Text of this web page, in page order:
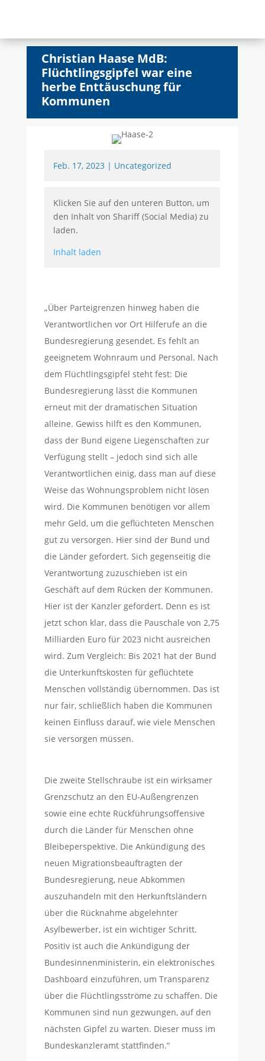
Christian Haase MdB:
Flüchtlingsgipfel war eine
herbe Enttäuschung für
Kommunen
Feb. 17, 2023| Uncategorized
Klicken Sie auf den unteren Button, um
den Inhalt von Shariff (Social Media) zu
laden.
Inhalt laden
„Über Parteigrenzen hinweg haben die
Verantwortlichen vor Ort Hilferufe an die
Bundesregierung gesendet. Es fehlt an
geeignetem Wohnraum und Personal. Nach
dem Flüchtlingsgipfel steht fest: Die
Bundesregierung lässt die Kommunen
erneut mit der dramatischen Situation
alleine. Gewiss hilft es den Kommunen,
dass der Bund eigene Liegenschaften zur
Verfügung stellt – jedoch sind sich alle
Verantwortlichen einig, dass man auf diese
Weise das Wohnungsproblem nicht lösen
wird. Die Kommunen benötigen vor allem
mehr Geld, um die geflüchteten Menschen
gut zu versorgen. Hier sind der Bund und
die Länder gefordert. Sich gegenseitig die
Verantwortung zuzuschieben ist ein
Geschäft auf dem Rücken der Kommunen.
Hier ist der Kanzler gefordert. Denn es ist
jetzt schon klar, dass die Pauschale von 2,75
Milliarden Euro für 2023 nicht ausreichen
wird. Zum Vergleich: Bis 2021 hat der Bund
die Unterkunftskosten für geflüchtete
Menschen vollständig übernommen. Das ist
nur fair, schließlich haben die Kommunen
keinen Einfluss darauf, wie viele Menschen
sie versorgen müssen.
Die zweite Stellschraube ist ein wirksamer
Grenzschutz an den EU-Außengrenzen
sowie eine echte Rückführungsoffensive
durch die Länder für Menschen ohne
Bleibeperspektive. Die Ankündigung des
neuen Migrationsbeauftragten der
Bundesregierung, neue Abkommen
auszuhandeln mit den Herkunftsländern
über die Rücknahme abgelehnter
Asylbewerber, ist ein wichtiger Schritt.
Positiv ist auch die Ankündigung der
Bundesinnenministerin, ein elektronisches
Dashboard einzuführen, um Transparenz
über die Flüchtlingsströme zu schaffen. Die
Kommunen sind nun gezwungen, auf den
nächsten Gipfel zu warten. Dieser muss im
Bundeskanzleramt stattfinden.“